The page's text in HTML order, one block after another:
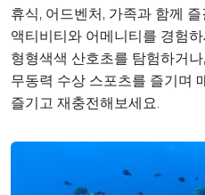
휴식, 어드벤처, 가족과 함께
액티비티와 어메니티를 경험
형형색색 산호초를 탐험하거
무동력 수상 스포츠를 즐기며
즐기고 재충전해보세요.